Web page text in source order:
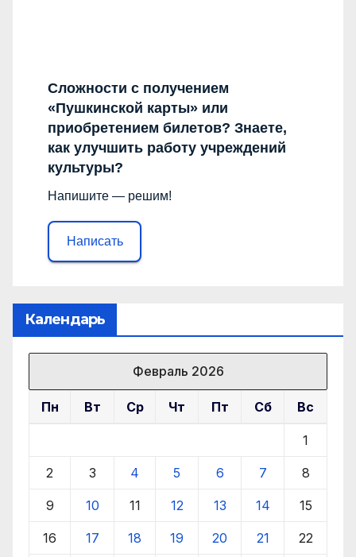
Сложности с получением
«Пушкинской карты» или
приобретением билетов? Знаете,
как улучшить работу учреждений
культуры?
Напишите — решим!
Написать
Календарь
Февраль 2026
Пн Вт Ср Чт Пт Сб Вс
1
2 3 4 5 6 7 8
9 10 11 12 13 14 15
16 17 18 19 20 21 22